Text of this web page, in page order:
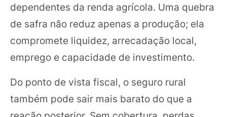
dependentes da renda agrícola. Uma quebra
de safra não reduz apenas a produção; ela
compromete liquidez, arrecadação local,
emprego e capacidade de investimento.
Do ponto de vista fiscal, o seguro rural
também pode sair mais barato do que a